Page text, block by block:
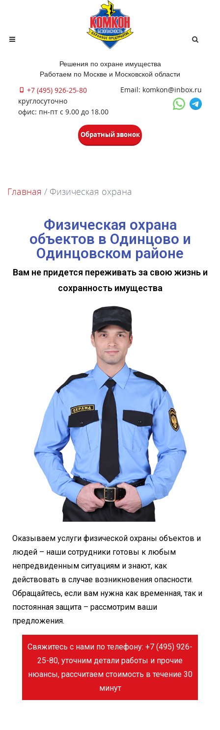
Решения по охране имущества
Работаем по Москве и Московской области
+7 (495) 926-25-80
круглосуточно
офис: пн-пт с 9.00 до 18.00
Email: komkon@inbox.ru
Обратный звонок
Главная / Физическая охрана
Физическая охрана
объектов в Одинцово и
Одинцовском районе
Вам не придется переживать за свою жизнь и
сохранность имущества
Оказываем услуги физической охраны объектов и
людей – наши сотрудники готовы к любым
непредвиденным ситуациям и знают, как
действовать в случае возникновения опасности.
Обращайтесь, если вам нужна как временная, так и
постоянная защита – рассмотрим ваши
предложения.
Свяжитесь с нами по телефону: +7 (495) 926-
25-80, уточним детали работы и прочие
нюансы, рассчитаем стоимость в течение 30
минут